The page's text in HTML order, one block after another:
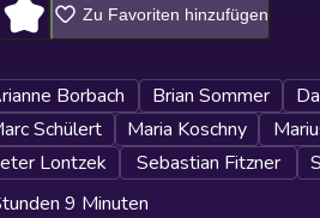
Zu Favoriten hinzufügen
Borbach Brian Sommer
Schülert
Maria Koschny
Lontzek
Sebastian Fitzner
9 Minuten